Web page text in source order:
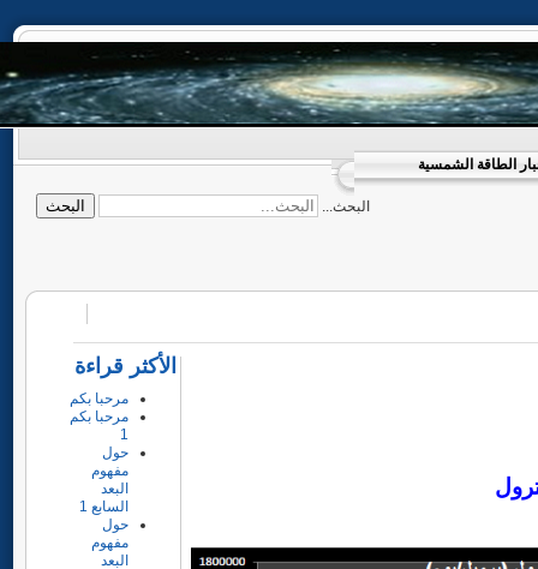
الشمسية
البحث... البحث
الأكثر قراءة
مرحبا بكم
مرحبا بكم
حول
مفهوم
السابع 1
حول
مفهوم